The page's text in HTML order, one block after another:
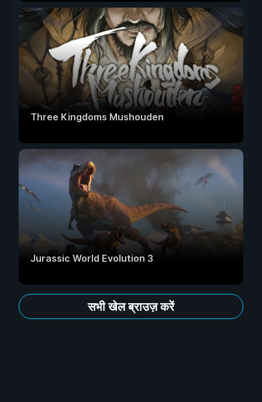
Three Kingdoms Mushouden
Jurassic World Evolution 3
सभी खेल ब्राउज़ करें